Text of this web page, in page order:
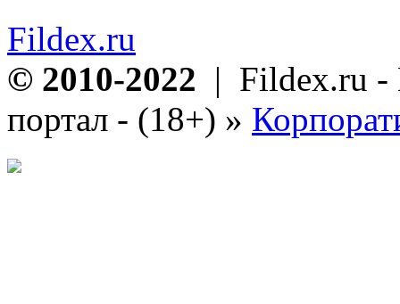
Fildex.ru
© 2010-2022 | Fildex.ru -
портал - (18+) »